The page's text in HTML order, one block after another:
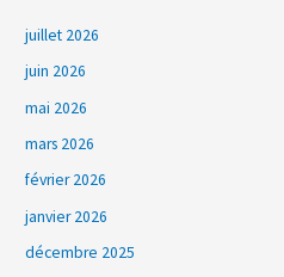
juillet 2026
juin 2026
mai 2026
mars 2026
février 2026
janvier 2026
décembre 2025